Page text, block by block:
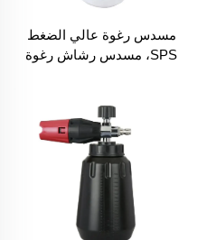
مسدس رغوة عالي الضغط
SPS، مسدس رشاش رغوة